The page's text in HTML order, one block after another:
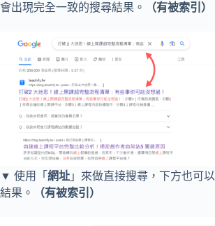
會出現完全一致的搜尋結果。
（有被索引）
▼ 使用「 網址 」來做直接搜尋，下方也可
結果。
（有被索引）